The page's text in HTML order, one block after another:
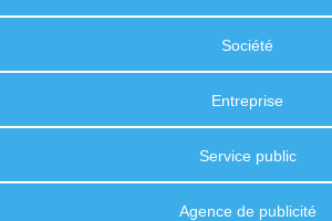
Société
Entreprise
Service public
Agence de publicité